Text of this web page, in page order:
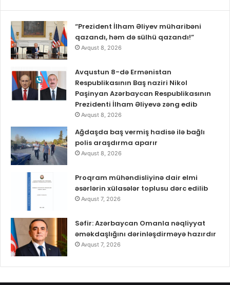
“Prezident İlham Əliyev müharibəni
qazandı, həm də sülhü qazandı!”
Avqust 8, 2026
Avqustun 8-də Ermənistan
Respublikasının Baş naziri Nikol
Paşinyan Azərbaycan Respublikasının
Prezidenti İlham Əliyevə zəng edib
Avqust 8, 2026
Ağdaşda baş vermiş hadisə ilə bağlı
polis araşdırma aparır
Avqust 8, 2026
Proqram mühəndisliyinə dair elmi
əsərlərin xülasələr toplusu dərc edilib
Avqust 7, 2026
Səfir: Azərbaycan Omanla nəqliyyat
əməkdaşlığını dərinləşdirməyə hazırdır
Avqust 7, 2026